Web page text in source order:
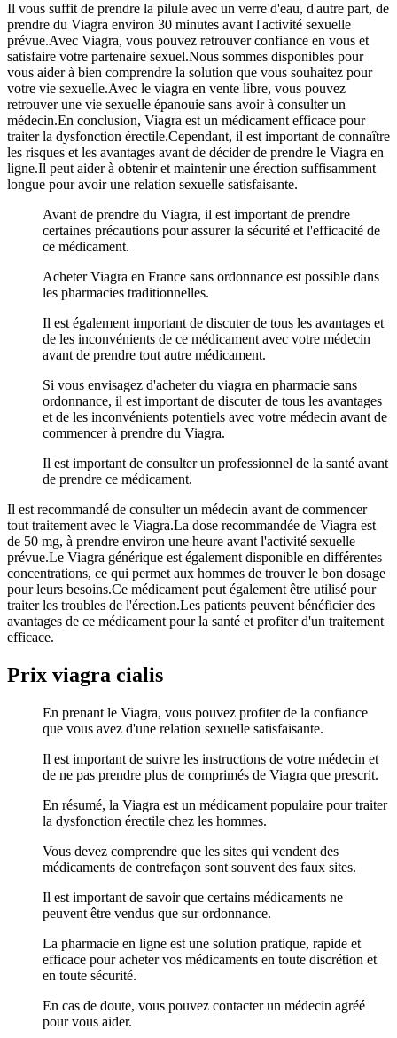
Il vous suffit de prendre la pilule avec un verre d'eau, d'autre part, de
prendre du Viagra environ 30 minutes avant l'activité sexuelle
prévue.Avec Viagra, vous pouvez retrouver confiance en vous et
satisfaire votre partenaire sexuel.Nous sommes disponibles pour
vous aider à bien comprendre la solution que vous souhaitez pour
votre vie sexuelle.Avec le viagra en vente libre, vous pouvez
retrouver une vie sexuelle épanouie sans avoir à consulter un
médecin.En conclusion, Viagra est un médicament efficace pour
traiter la dysfonction érectile.Cependant, il est important de connaître
les risques et les avantages avant de décider de prendre le Viagra en
ligne.Il peut aider à obtenir et maintenir une érection suffisamment
longue pour avoir une relation sexuelle satisfaisante.
Avant de prendre du Viagra, il est important de prendre
certaines précautions pour assurer la sécurité et l'efficacité de
ce médicament.
Acheter Viagra en France sans ordonnance est possible dans
les pharmacies traditionnelles.
Il est également important de discuter de tous les avantages et
de les inconvénients de ce médicament avec votre médecin
avant de prendre tout autre médicament.
Si vous envisagez d'acheter du viagra en pharmacie sans
ordonnance, il est important de discuter de tous les avantages
et de les inconvénients potentiels avec votre médecin avant de
commencer à prendre du Viagra.
Il est important de consulter un professionnel de la santé avant
de prendre ce médicament.
Il est recommandé de consulter un médecin avant de commencer
tout traitement avec le Viagra.La dose recommandée de Viagra est
de 50 mg, à prendre environ une heure avant l'activité sexuelle
prévue.Le Viagra générique est également disponible en différentes
concentrations, ce qui permet aux hommes de trouver le bon dosage
pour leurs besoins.Ce médicament peut également être utilisé pour
traiter les troubles de l'érection.Les patients peuvent bénéficier des
avantages de ce médicament pour la santé et profiter d'un traitement
efficace.
Prix viagra cialis
En prenant le Viagra, vous pouvez profiter de la confiance
que vous avez d'une relation sexuelle satisfaisante.
Il est important de suivre les instructions de votre médecin et
de ne pas prendre plus de comprimés de Viagra que prescrit.
En résumé, la Viagra est un médicament populaire pour traiter
la dysfonction érectile chez les hommes.
Vous devez comprendre que les sites qui vendent des
médicaments de contrefaçon sont souvent des faux sites.
Il est important de savoir que certains médicaments ne
peuvent être vendus que sur ordonnance.
La pharmacie en ligne est une solution pratique, rapide et
efficace pour acheter vos médicaments en toute discrétion et
en toute sécurité.
En cas de doute, vous pouvez contacter un médecin agréé
pour vous aider.